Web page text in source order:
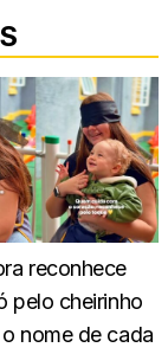
reconhece
pelo cheirinho
nome de cada